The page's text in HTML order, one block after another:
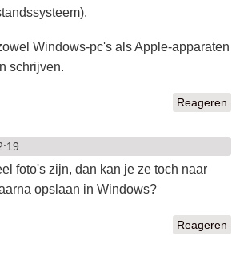
Windows-pc's als Apple-apparaten
schrijven.
Reageren
foto's zijn, dan kan je ze toch naar
opslaan in Windows?
Reageren